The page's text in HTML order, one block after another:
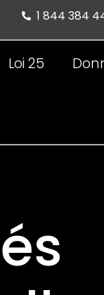
1 844 384
Loi 25